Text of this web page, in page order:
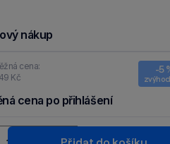
nákup
cena:
Kč
-5
cena po přihlášení